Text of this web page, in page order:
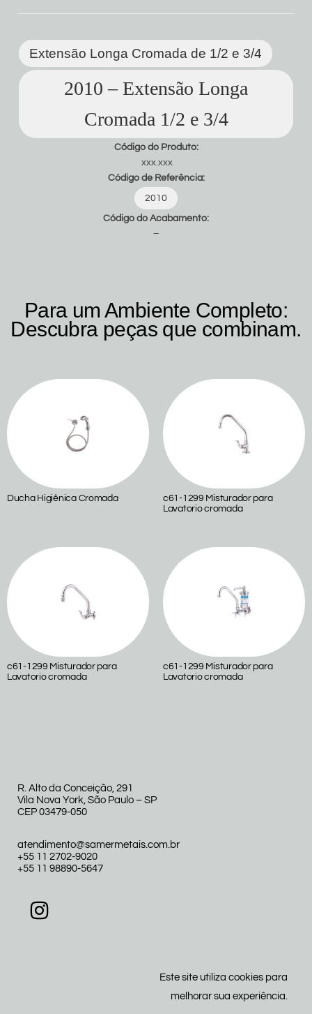
Extensão Longa Cromada de 1/2 e 3/4
2010 – Extensão Longa
Cromada 1/2 e 3/4
Código do Produto:
xxx.xxx
Código de Referência:
2010
Código do Acabamento:
–
Para um Ambiente Completo:
Descubra peças que combinam.
Produtos relacionados
Ducha Higiênica Cromada
c61-1299 Misturador para
Lavatorio cromada
c61-1299 Misturador para
Lavatorio cromada
c61-1299 Misturador para
Lavatorio cromada
R. Alto da Conceição, 291
Vila Nova York, São Paulo – SP
CEP 03479-050
atendimento@samermetais.com.br
+55 11 2702-9020
+55 11 98890-5647
Este site utiliza cookies para
melhorar sua experiência.